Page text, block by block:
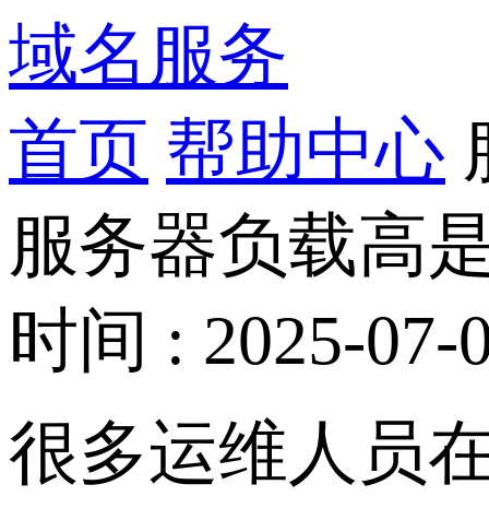
域名服务
首页 帮助中心
服务器负载高
时间 : 2025-07-
很多运维人员